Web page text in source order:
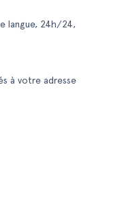
langue, 24h/24,
à votre adresse